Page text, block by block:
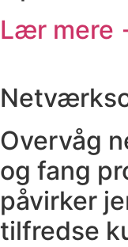
Lær mere
Overvåg
og fang
påvirker
tilfredse